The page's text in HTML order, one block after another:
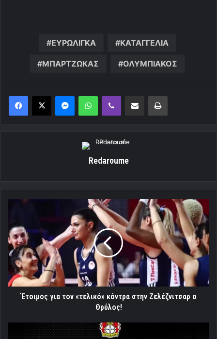
ΕΥΡΩΛΙΓΚΑ ΚΑΤΑΓΓΕΛΙΑ
ΜΠΑΡΤΖΩΚΑΣ ΟΛΥΜΠΙΑΚΟΣ
MessengerWhatsAppViber Κοινοποίηση μέσω ηλεκτρονικού ταχυδρομείουΕκτύπωση
Redaroume
Έτοιμος
«τελικό»
κόντρα
στην
Ζελέζνιτσαρ
ο
Θρύλος!
Έτοιμος για τον «τελικό» κόντρα στην Ζελέζνιτσαρ ο
Θρύλος!
πρόκριση